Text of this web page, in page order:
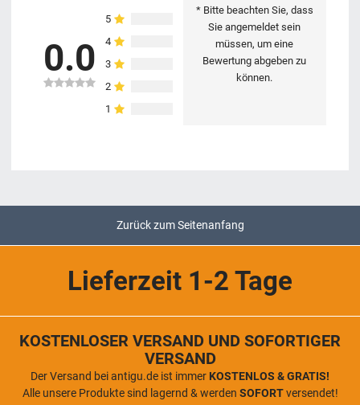
0.0
5
4
3
2
1
* Bitte beachten Sie, dass
Sie angemeldet sein
müssen, um eine
Bewertung abgeben zu
können.
Zurück zum Seitenanfang
Lieferzeit 1-2 Tage
KOSTENLOSER VERSAND UND SOFORTIGER
VERSAND
Der Versand bei antigu.de ist immer KOSTENLOS & GRATIS!
Alle unsere Produkte sind lagernd & werden SOFORTversendet!